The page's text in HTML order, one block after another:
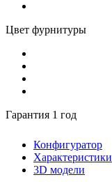
Цвет фурнитуры
Гарантия 1 год
Конфигуратор
Характеристики
3D модели